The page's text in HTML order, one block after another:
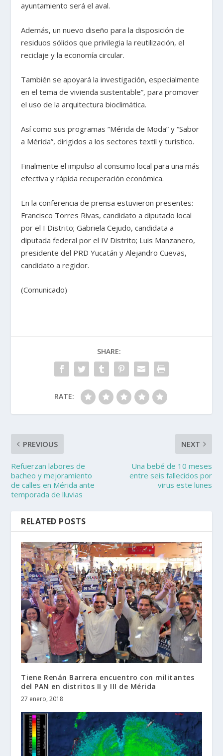
ayuntamiento será el aval.
Además, un nuevo diseño para la disposición de
residuos sólidos que privilegia la reutilización, el
reciclaje y la economía circular.
También se apoyará la investigación, especialmente
en el tema de vivienda sustentable”, para promover
el uso de la arquitectura bioclimática.
Así como sus programas “Mérida de Moda” y “Sabor
a Mérida”, dirigidos a los sectores textil y turístico.
Finalmente el impulso al consumo local para una más
efectiva y rápida recuperación económica.
En la conferencia de prensa estuvieron presentes:
Francisco Torres Rivas, candidato a diputado local
por el I Distrito; Gabriela Cejudo, candidata a
diputada federal por el IV Distrito; Luis Manzanero,
presidente del PRD Yucatán y Alejandro Cuevas,
candidato a regidor.
(Comunicado)
SHARE:
RATE:
PREVIOUS
Refuerzan labores de
bacheo y mejoramiento
de calles en Mérida ante
temporada de lluvias
NEXT
Una bebé de 10 meses
entre seis fallecidos por
virus este lunes
RELATED POSTS
Tiene Renán Barrera encuentro con militantes
del PAN en distritos II y III de Mérida
27 enero, 2018